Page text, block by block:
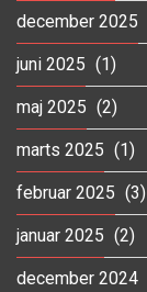
december 2025
juni 2025 (1)
maj 2025 (2)
marts 2025 (1)
februar 2025 (3)
januar 2025 (2)
december 2024